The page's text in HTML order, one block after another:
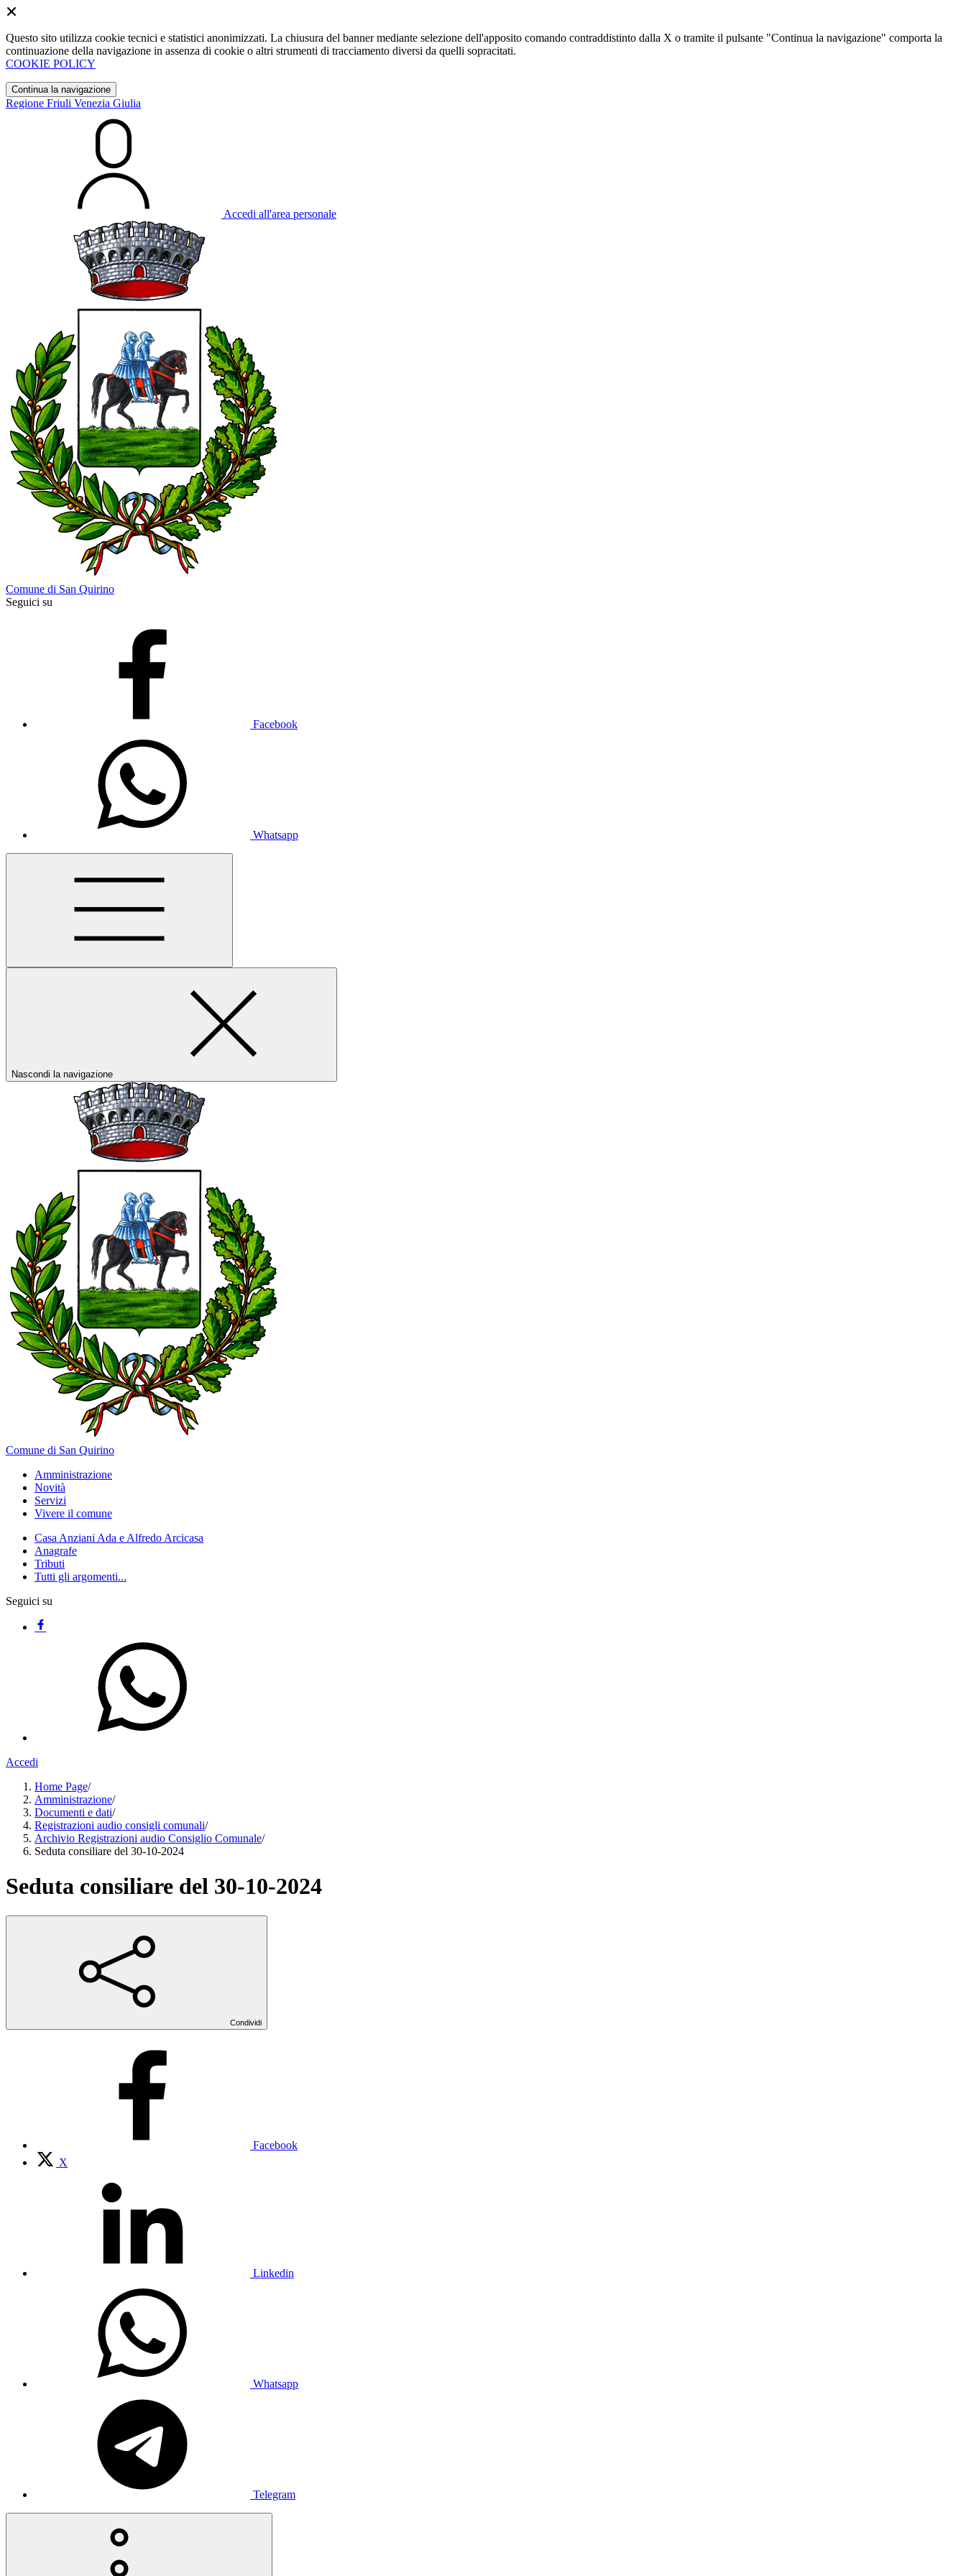
Questo sito utilizza cookie tecnici e statistici anonimizzati. La chiusura del banner mediante selezione dell'apposito comando contraddistinto dalla X o tramite il pulsante "Continua la navigazione" comporta la
continuazione della navigazione in assenza di cookie o altri strumenti di tracciamento diversi da quelli sopracitati.
COOKIE POLICY
Continua la navigazione
Regione Friuli Venezia Giulia
Accedi all'area personale
Comune di San Quirino
Seguici su
Facebook
Whatsapp
Nascondi la navigazione
Comune di San Quirino
Amministrazione
Novità
Servizi
Vivere il comune
Casa Anziani Ada e Alfredo Arcicasa
Anagrafe
Tributi
Tutti gli argomenti...
Seguici su
Accedi
Home Page/
Amministrazione/
Documenti e dati/
Registrazioni audio consigli comunali/
Archivio Registrazioni audio Consiglio Comunale/
Seduta consiliare del 30-10-2024
Seduta consiliare del 30-10-2024
Condividi
Facebook
X
Linkedin
Whatsapp
Telegram